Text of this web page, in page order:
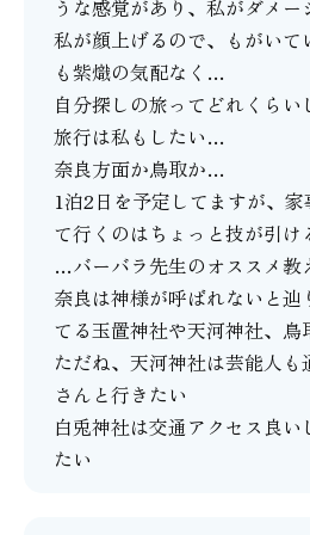
うな感覚があり、私がダメ
私が顔上げるので、もがいて
も紫熾の気配なく…
自分探しの旅ってどれくら
旅行は私もしたい…
奈良方面か鳥取か…
1泊2日を予定してますが、
て行くのはちょっと技が引け
…バーバラ先生のオススメ教
奈良は神様が呼ばれないと
てる玉置神社や天河神社、鳥
ただね、天河神社は芸能人も
さんと行きたい
白兎神社は交通アクセス良い
たい